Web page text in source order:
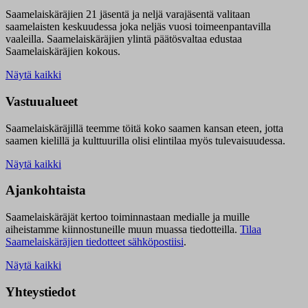
Saamelaiskäräjien 21 jäsentä ja neljä varajäsentä valitaan
saamelaisten keskuudessa joka neljäs vuosi toimeenpantavilla
vaaleilla. Saamelaiskäräjien ylintä päätösvaltaa edustaa
Saamelaiskäräjien kokous.
Näytä kaikki
Vastuualueet
Saamelaiskäräjillä teemme töitä koko saamen kansan eteen, jotta
saamen kielillä ja kulttuurilla olisi elintilaa myös tulevaisuudessa.
Näytä kaikki
Ajankohtaista
Saamelaiskäräjät kertoo toiminnastaan medialle ja muille
aiheistamme kiinnostuneille muun muassa tiedotteilla. Tilaa
Saamelaiskäräjien tiedotteet sähköpostiisi.
Näytä kaikki
Yhteystiedot